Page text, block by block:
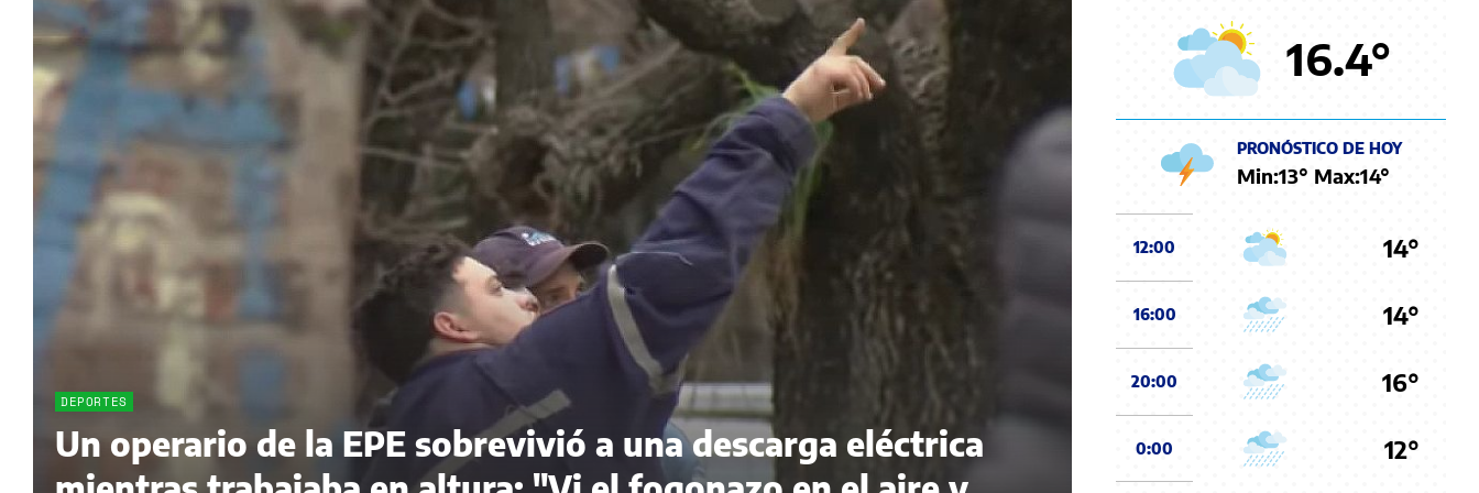
DEPORTES
Un operario de la EPE sobrevivió a una descarga eléctrica
16.4°
PRONÓSTICO DE HOY
Min:13° Max:14°
12:00 14°
16:00 14°
20:00 16°
0:00 12°